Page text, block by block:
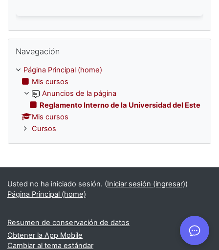
Navegación
Página Principal (home)
Mis cursos
Anuncios de la página
Reglamento Interno de la Universidad del Este
Mis cursos
Cursos
Usted no ha iniciado sesión. (Iniciar sesión (ingresar))
Página Principal (home)
Resumen de conservación de datos
Obtener la App Mobile
Cambiar al tema estándar